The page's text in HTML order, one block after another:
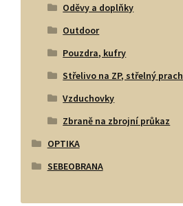
Oděvy a doplňky
Outdoor
Pouzdra, kufry
Střelivo na ZP, střelný prach
Vzduchovky
Zbraně na zbrojní průkaz
OPTIKA
SEBEOBRANA